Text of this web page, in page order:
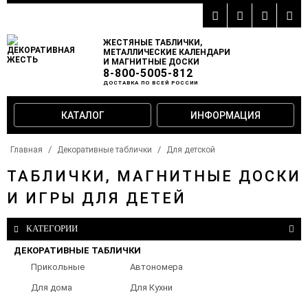
ЖЕСТЯНЫЕ ТАБЛИЧКИ,
МЕТАЛЛИЧЕСКИЕ КАЛЕНДАРИ
И МАГНИТНЫЕ ДОСКИ
8-800-5005-812
ДОСТАВКА ПО ВСЕЙ РОССИИ
КАТАЛОГ ИНФОРМАЦИЯ
Главная Декоративные таблички Для детской
ТАБЛИЧКИ, МАГНИТНЫЕ ДОСКИ
И ИГРЫ ДЛЯ ДЕТЕЙ
КАТЕГОРИИ
ДЕКОРАТИВНЫЕ ТАБЛИЧКИ
Прикольные
Автономера
Для дома
Для Кухни